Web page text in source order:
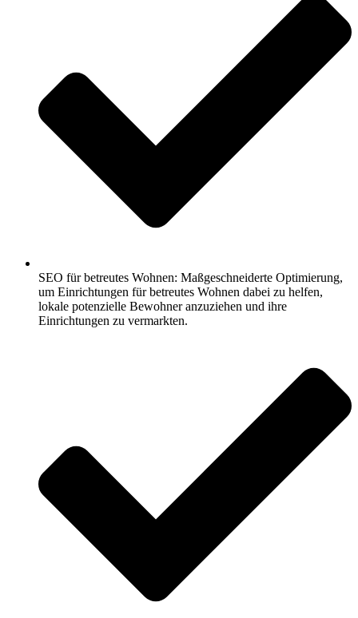
SEO für betreutes Wohnen: Maßgeschneiderte Optimierung,
um Einrichtungen für betreutes Wohnen dabei zu helfen,
lokale potenzielle Bewohner anzuziehen und ihre
Einrichtungen zu vermarkten.